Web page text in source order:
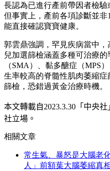
長認為已進行產前帶因者檢驗
但事實上，產前各項診斷並
能直接確認寶寶健康。
郭雲鼎強調，罕見疾病當中
兒加選篩檢涵蓋多種可治療
（SMA）、黏多醣症（MPS
生率較高的脊髓性肌肉萎縮
篩檢，恐錯過黃金治療時機。
本文轉載自2023.3.30 「中央社
社立場。
相關文章
常生氣、暴怒是大腦老
人」前額葉大腦萎縮真